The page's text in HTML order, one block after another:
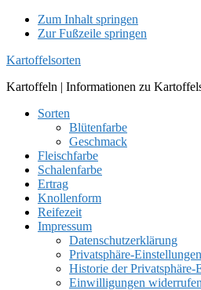
Zum Inhalt springen
Zur Fußzeile springen
Kartoffelsorten
Kartoffeln | Informationen zu
Sorten
Blütenfarbe
Geschmack
Fleischfarbe
Schalenfarbe
Ertrag
Knollenform
Reifezeit
Impressum
Datenschutzerklärung
Privatsphäre-
Historie der Privatsphäre-
Einwilligungen widerrufen